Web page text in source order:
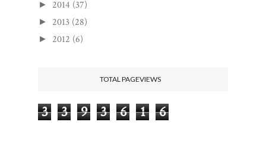
► 2014 (37)
► 2013 (28)
► 2012 (6)
TOTAL PAGEVIEWS
3 3 9 3 6 1 6